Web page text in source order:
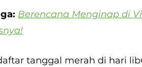
Berencana Menginap di
tanggal merah di hari